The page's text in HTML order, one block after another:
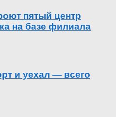
пятый центр
на базе филиала
и уехал — всего